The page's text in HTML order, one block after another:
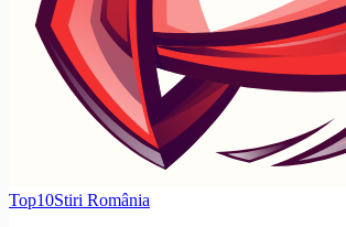
Top10Stiri România